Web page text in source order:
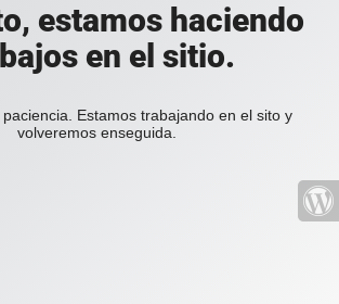
estamos haciendo
en el sitio.
Estamos trabajando en el sito y
volveremos enseguida.